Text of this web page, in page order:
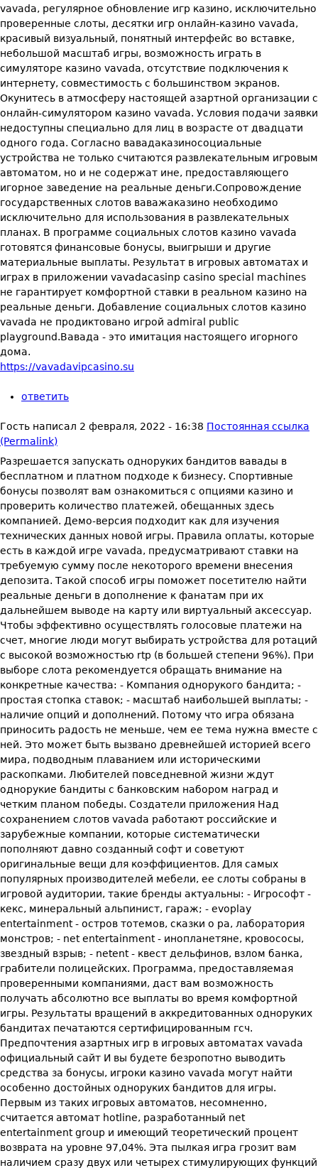
vavada, регулярное обновление игр казино, исключительно
проверенные слоты, десятки игр онлайн-казино vavada,
красивый визуальный, понятный интерфейс во вставке,
небольшой масштаб игры, возможность играть в
симуляторе казино vavada, отсутствие подключения к
интернету, совместимость с большинством экранов.
Окунитесь в атмосферу настоящей азартной организации с
онлайн-симулятором казино vavada. Условия подачи заявки
недоступны специально для лиц в возрасте от двадцати
одного года. Согласно вавадаказиносоциальные
устройства не только считаются развлекательным игровым
автоматом, но и не содержат ине, предоставляющего
игорное заведение на реальные деньги.Сопровождение
государственных слотов ваважаказино необходимо
исключительно для использования в развлекательных
планах. В программе социальных слотов казино vavada
готовятся финансовые бонусы, выигрыши и другие
материальные выплаты. Результат в игровых автоматах и
играх в приложении vavadacasinp casino special machines
не гарантирует комфортной ставки в реальном казино на
реальные деньги. Добавление социальных слотов казино
vavada не продиктовано игрой admiral public
playground.Вавада - это имитация настоящего игорного
дома.
https://vavadavipcasino.su
ответить
Гость написал 2 февраля, 2022 - 16:38 Постоянная ссылка
(Permalink)
Разрешается запускать одноруких бандитов вавады в
бесплатном и платном подходе к бизнесу. Спортивные
бонусы позволят вам ознакомиться с опциями казино и
проверить количество платежей, обещанных здесь
компанией. Демо-версия подходит как для изучения
технических данных новой игры. Правила оплаты, которые
есть в каждой игре vavada, предусматривают ставки на
требуемую сумму после некоторого времени внесения
депозита. Такой способ игры поможет посетителю найти
реальные деньги в дополнение к фанатам при их
дальнейшем выводе на карту или виртуальный аксессуар.
Чтобы эффективно осуществлять голосовые платежи на
счет, многие люди могут выбирать устройства для ротаций
с высокой возможностью rtp (в большей степени 96%). При
выборе слота рекомендуется обращать внимание на
конкретные качества: - Компания однорукого бандита; -
простая стопка ставок; - масштаб наибольшей выплаты; -
наличие опций и дополнений. Потому что игра обязана
приносить радость не меньше, чем ее тема нужна вместе с
ней. Это может быть вызвано древнейшей историей всего
мира, подводным плаванием или историческими
раскопками. Любителей повседневной жизни ждут
однорукие бандиты с банковским набором наград и
четким планом победы. Создатели приложения Над
сохранением слотов vavada работают российские и
зарубежные компании, которые систематически
пополняют давно созданный софт и советуют
оригинальные вещи для коэффициентов. Для самых
популярных производителей мебели, ее слоты собраны в
игровой аудитории, такие бренды актуальны: - Игрософт -
кекс, минеральный альпинист, гараж; - evoplay
entertainment - остров тотемов, сказки о ра, лаборатория
монстров; - net entertainment - инопланетяне, кровососы,
звездный взрыв; - netent - квест дельфинов, взлом банка,
грабители полицейских. Программа, предоставляемая
проверенными компаниями, даст вам возможность
получать абсолютно все выплаты во время комфортной
игры. Результаты вращений в аккредитованных одноруких
бандитах печатаются сертифицированным гсч.
Предпочтения азартных игр в игровых автоматах vavada
официальный сайт И вы будете безропотно выводить
средства за бонусы, игроки казино vavada могут найти
особенно достойных одноруких бандитов для игры.
Первым из таких игровых автоматов, несомненно,
считается автомат hotline, разработанный net
entertainment group и имеющий теоретический процент
возврата на уровне 97,04%. Эта пылкая игра грозит вам
наличием сразу двух или четырех стимулирующих функций